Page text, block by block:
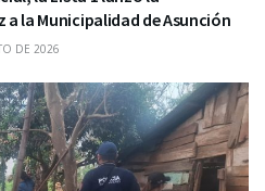
la Municipalidad de Asunción
DE 2026